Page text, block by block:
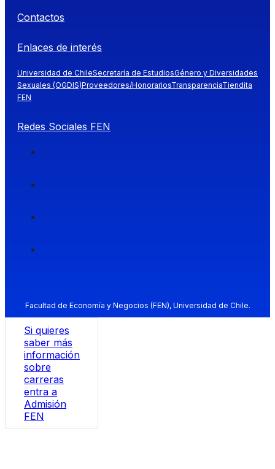
Contactos
Enlaces de interés
Universidad de ChileSecretaría de EstudiosGénero y Diversidades
Sexuales (OGDIS)Proveedores/HonorariosTransparenciaTiendita
FEN
Redes Sociales FEN
Facultad de Economía y Negocios (FEN), Universidad de Chile.
Si quieres
saber más
información
sobre
carreras
entra a
Admisión
FEN